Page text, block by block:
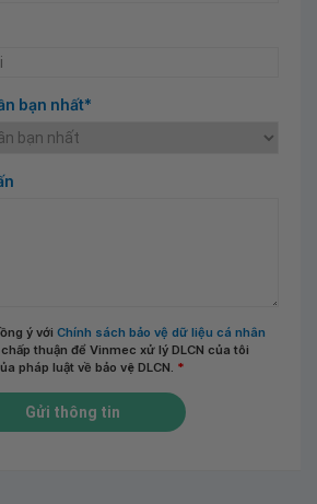
bạn nhất*
ý với Chính sách bảo vệ dữ liệu cá nhân
thuận để Vinmec xử lý DLCN của tôi
pháp luật về bảo vệ DLCN. *
Gửi thông tin